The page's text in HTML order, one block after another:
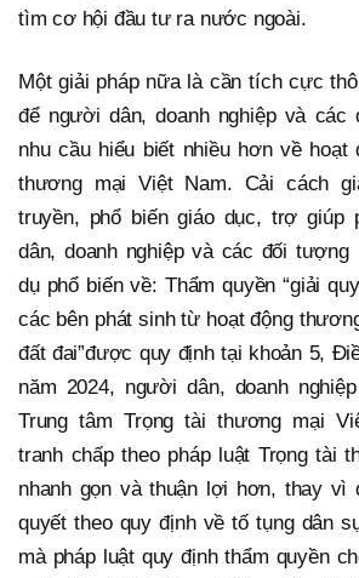
tìm cơ hội đầu tư ra nước ngoài.
Một giải pháp nữa là cần tích cực
để người dân, doanh nghiệp và
nhu cầu hiểu biết nhiều hơn về hoạt
thương mại Việt Nam. Cải cách
truyền, phổ biến giáo dục, trợ giúp
dân, doanh nghiệp và các đối tượng
dụ phổ biến về: Thẩm quyền “giải
các bên phát sinh từ hoạt động
đất đai”được quy định tại khoản 5,
năm 2024, người dân, doanh
Trung tâm Trọng tài thương mại
tranh chấp theo pháp luật Trọng tài
nhanh gọn và thuận lợi hơn, thay vì
quyết theo quy định về tố tụng dân
mà pháp luật quy định thẩm quyền